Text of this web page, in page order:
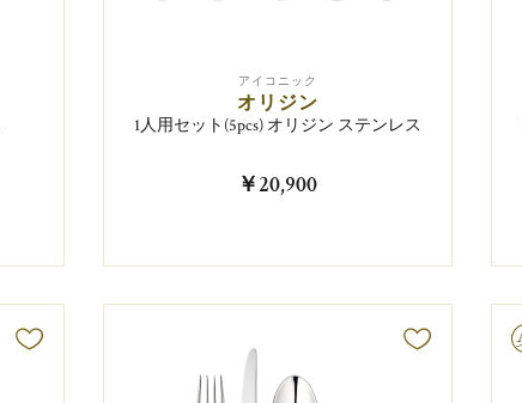
アイコニック
オリジン
1人用セット(5pcs) オリジン ステンレス
￥20,900
文字彫り可能